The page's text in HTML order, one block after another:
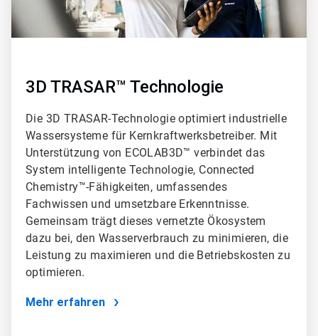
3D TRASAR™ Technologie
Die 3D TRASAR-Technologie optimiert industrielle
Wassersysteme für Kernkraftwerksbetreiber. Mit
Unterstützung von ECOLAB3D™ verbindet das
System intelligente Technologie, Connected
Chemistry™-Fähigkeiten, umfassendes
Fachwissen und umsetzbare Erkenntnisse.
Gemeinsam trägt dieses vernetzte Ökosystem
dazu bei, den Wasserverbrauch zu minimieren, die
Leistung zu maximieren und die Betriebskosten zu
optimieren.
Mehr erfahren